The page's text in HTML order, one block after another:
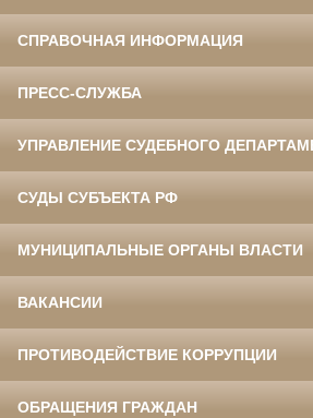
СПРАВОЧНАЯ ИНФОРМАЦИЯ
ПРЕСС-СЛУЖБА
УПРАВЛЕНИЕ СУДЕБНОГО
СУДЫ СУБЪЕКТА РФ
МУНИЦИПАЛЬНЫЕ ОРГАНЫ ВЛАСТИ
ВАКАНСИИ
ПРОТИВОДЕЙСТВИЕ КОРРУПЦИИ
ОБРАЩЕНИЯ ГРАЖДАН